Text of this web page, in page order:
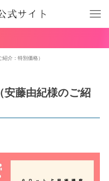
介：特別価格）
安藤由紀様のご紹